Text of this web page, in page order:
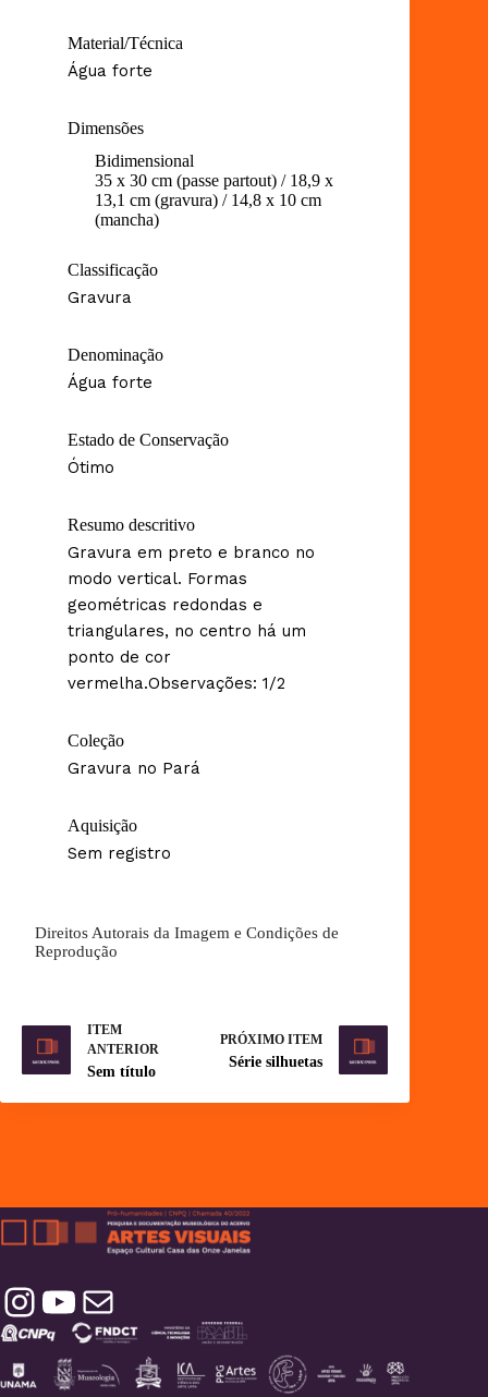
Material/Técnica
Água forte
Dimensões
Bidimensional
35 x 30 cm (passe partout) / 18,9 x
13,1 cm (gravura) / 14,8 x 10 cm
(mancha)
Classificação
Gravura
Denominação
Água forte
Estado de Conservação
Ótimo
Resumo descritivo
Gravura em preto e branco no
modo vertical. Formas
geométricas redondas e
triangulares, no centro há um
ponto de cor
vermelha.Observações: 1/2
Coleção
Gravura no Pará
Aquisição
Sem registro
Direitos Autorais da Imagem e Condições de
Reprodução
ITEM
ANTERIOR
Sem título
PRÓXIMO ITEM
Série silhuetas
Instagram YouTube Contatos